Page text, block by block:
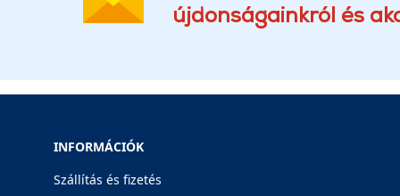
újdonságainkról és
INFORMÁCIÓK
Szállítás és fizetés